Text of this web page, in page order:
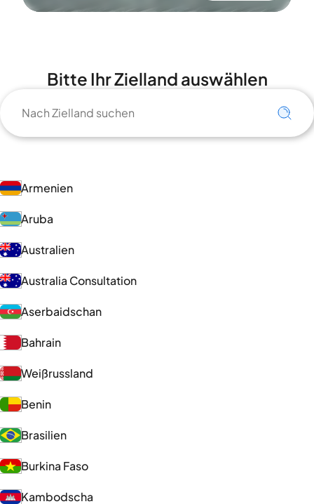
Bitte Ihr Zielland auswählen
Armenien
Aruba
Australien
Australia Consultation
Aserbaidschan
Bahrain
Weißrussland
Benin
Brasilien
Burkina Faso
Kambodscha